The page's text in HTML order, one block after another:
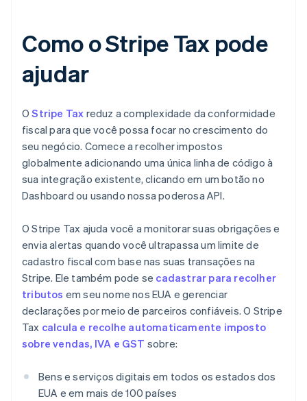
Como o Stripe Tax pode
ajudar
OStripe Tax reduz a complexidade da conformidade
fiscal para que você possa focar no crescimento do
seu negócio. Comece a recolher impostos
globalmente adicionando uma única linha de código à
sua integração existente, clicando em um botão no
Dashboard ou usando nossa poderosa API.
O Stripe Tax ajuda você a monitorar suas obrigações e
envia alertas quando você ultrapassa um limite de
cadastro fiscal com base nas suas transações na
Stripe. Ele também pode se cadastrar para recolher
tributos em seu nome nos EUA e gerenciar
declarações por meio de parceiros confiáveis. O Stripe
Tax calcula e recolhe automaticamente imposto
sobre vendas, IVA e GST sobre:
Bens e serviços digitais em todos os estados dos
EUA e em mais de 100 países